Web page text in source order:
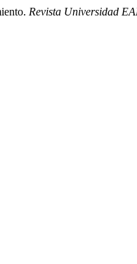
Revista Universidad